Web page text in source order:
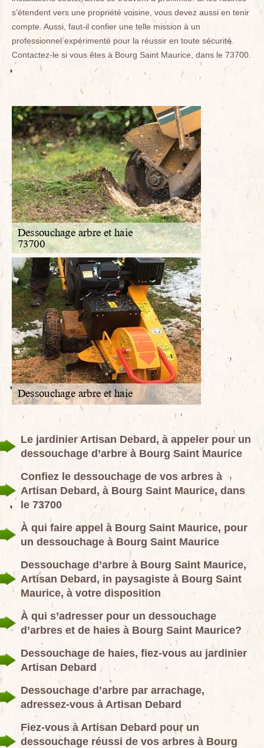
s’étendent vers une propriété voisine, vous devez aussi en tenir
compte. Aussi, faut-il confier une telle mission à un
professionnel expérimenté pour la réussir en toute sécurité.
Contactez-le si vous êtes à Bourg Saint Maurice, dans le 73700.
Le jardinier Artisan Debard, à appeler pour un
dessouchage d’arbre à Bourg Saint Maurice
Confiez le dessouchage de vos arbres à
Artisan Debard, à Bourg Saint Maurice, dans
le 73700
À qui faire appel à Bourg Saint Maurice, pour
un dessouchage à Bourg Saint Maurice
Dessouchage d’arbre à Bourg Saint Maurice,
Artisan Debard, in paysagiste à Bourg Saint
Maurice, à votre disposition
À qui s’adresser pour un dessouchage
d’arbres et de haies à Bourg Saint Maurice?
Dessouchage de haies, fiez-vous au jardinier
Artisan Debard
Dessouchage d’arbre par arrachage,
adressez-vous à Artisan Debard
Fiez-vous à Artisan Debard pour un
dessouchage réussi de vos arbres à Bourg